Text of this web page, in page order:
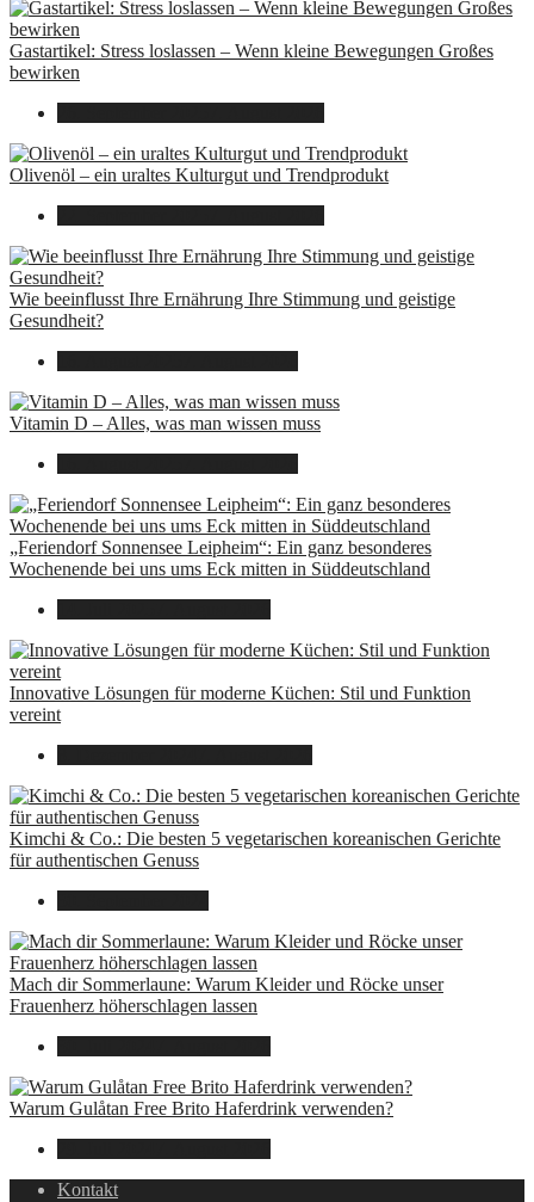
Gastartikel: Stress loslassen – Wenn kleine Bewegungen Großes
bewirken
Olivenöl – ein uraltes Kulturgut und Trendprodukt
Wie beeinflusst Ihre Ernährung Ihre Stimmung und geistige
Gesundheit?
Vitamin D – Alles, was man wissen muss
„Feriendorf Sonnensee Leipheim“: Ein ganz besonderes
Wochenende bei uns ums Eck mitten in Süddeutschland
Innovative Lösungen für moderne Küchen: Stil und Funktion
vereint
Kimchi & Co.: Die besten 5 vegetarischen koreanischen Gerichte
für authentischen Genuss
Mach dir Sommerlaune: Warum Kleider und Röcke unser
Frauenherz höherschlagen lassen
Warum Gulåtan Free Brito Haferdrink verwenden?
Kontakt